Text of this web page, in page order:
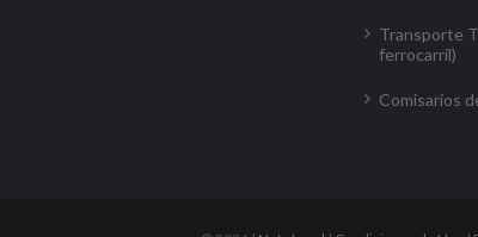
Transporte
ferrocarril)
Comisarios